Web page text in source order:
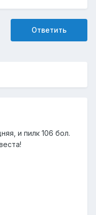
Ответить
и пилк 106 бол.